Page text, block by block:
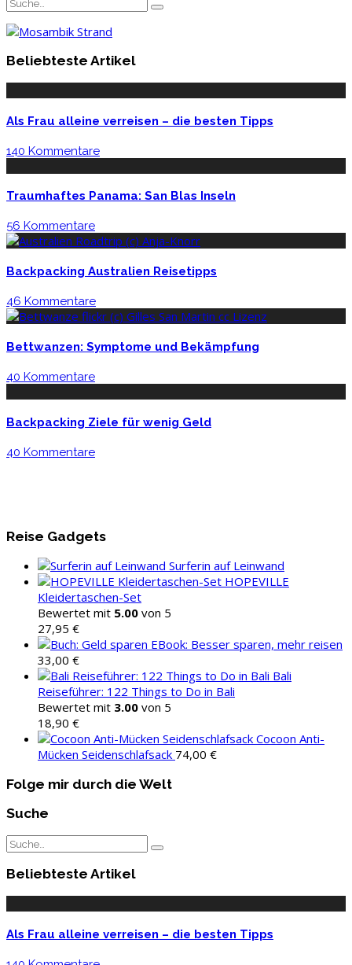
Beliebteste Artikel
Als Frau alleine verreisen – die besten Tipps
140 Kommentare
Traumhaftes Panama: San Blas Inseln
56 Kommentare
Backpacking Australien Reisetipps
46 Kommentare
Bettwanzen: Symptome und Bekämpfung
40 Kommentare
Backpacking Ziele für wenig Geld
40 Kommentare
Reise Gadgets
Surferin auf Leinwand
HOPEVILLE
Kleidertaschen-Set
Bewertet mit 5.00 von 5
27,95 €
EBook: Besser sparen, mehr reisen
33,00 €
Bali
Reiseführer: 122 Things to Do in Bali
Bewertet mit 3.00 von 5
18,90 €
Cocoon Anti-
Mücken Seidenschlafsack 74,00 €
Folge mir durch die Welt
Suche
Beliebteste Artikel
Als Frau alleine verreisen – die besten Tipps